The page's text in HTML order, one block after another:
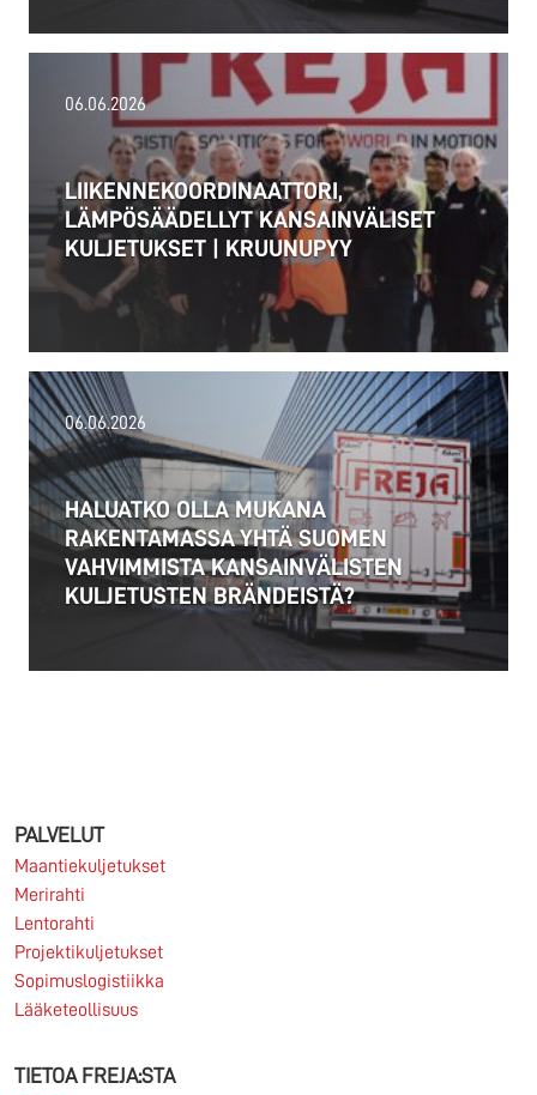
02.07.2026
Alankomaat otti 1.7.2026 käyttöön uuden raskaan
liikenteen etäisyysperusteisen tiemaksun
(Vrachtwagenheffing), joka koskee yli 3,5 tonnin...
Lue lisää
organisaatiota, jossa yhdistyvät matala organisaatio,
06.06.2026
LIIKENNEKOORDINAATTORI,
LÄMPÖSÄÄDELLYT KANSAINVÄLISET
KULJETUKSET | KRUUNUPYY
06.06.2026
06.06.2026
HALUATKO OLLA MUKANA
RAKENTAMASSA YHTÄ SUOMEN
VAHVIMMISTA KANSAINVÄLISTEN
KULJETUSTEN BRÄNDEISTÄ?
PALVELUT
Maantiekuljetukset
Merirahti
Lentorahti
Projektikuljetukset
Sopimuslogistiikka
Lääketeollisuus
TIETOA FREJA:STA